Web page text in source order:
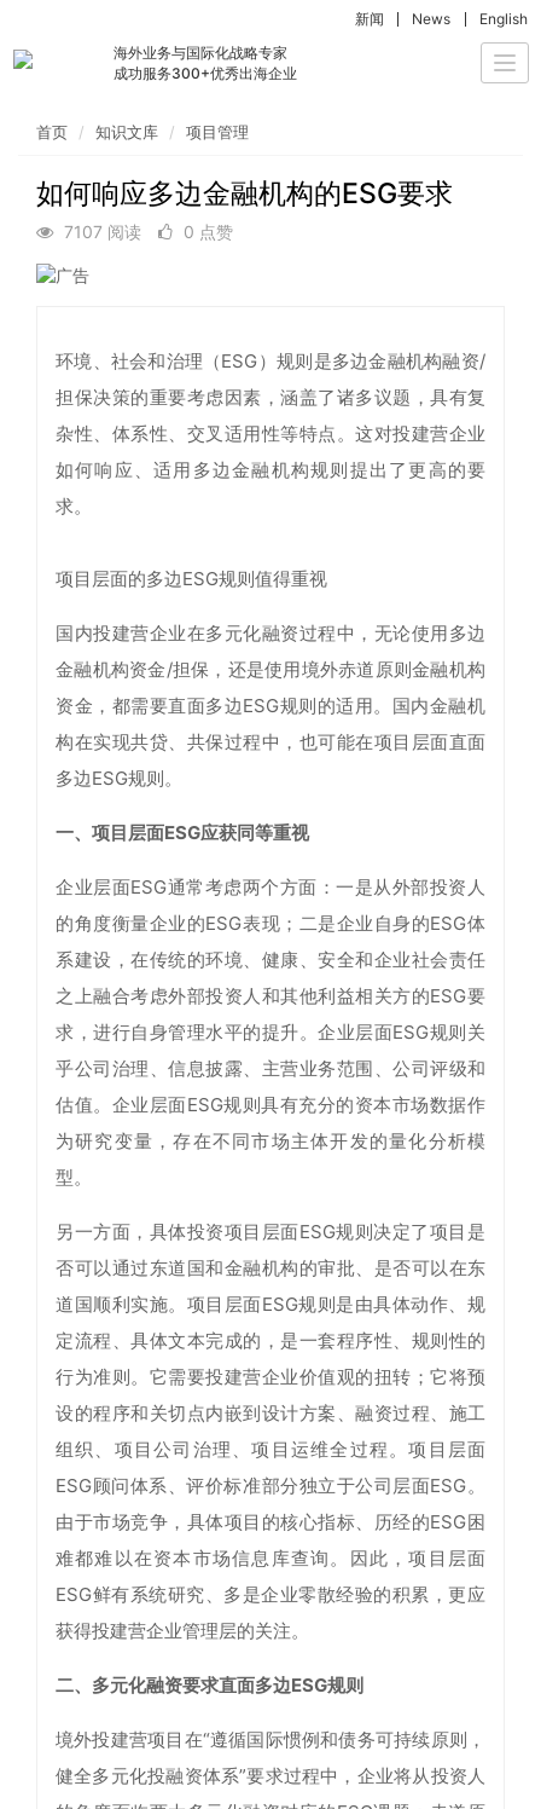
海外业务与国际化战略专家
成功服务300+优秀出海企业
新闻 News English
首页 知识文库 项目管理
如何响应多边金融机构的ESG要求
7107 阅读 0 点赞
环境、社会和治理（ESG）规则是多边金融机构融资/
担保决策的重要考虑因素，涵盖了诸多议题，具有复
杂性、体系性、交叉适用性等特点。这对投建营企业
如何响应、适用多边金融机构规则提出了更高的要
求。
项目层面的多边ESG规则值得重视
国内投建营企业在多元化融资过程中，无论使用多边
金融机构资金/担保，还是使用境外赤道原则金融机构
资金，都需要直面多边ESG规则的适用。国内金融机
构在实现共贷、共保过程中，也可能在项目层面直面
多边ESG规则。
一、项目层面ESG应获同等重视
企业层面ESG通常考虑两个方面：一是从外部投资人
的角度衡量企业的ESG表现；二是企业自身的ESG体
系建设，在传统的环境、健康、安全和企业社会责任
之上融合考虑外部投资人和其他利益相关方的ESG要
求，进行自身管理水平的提升。企业层面ESG规则关
乎公司治理、信息披露、主营业务范围、公司评级和
估值。企业层面ESG规则具有充分的资本市场数据作
为研究变量，存在不同市场主体开发的量化分析模
型。
另一方面，具体投资项目层面ESG规则决定了项目是
否可以通过东道国和金融机构的审批、是否可以在东
道国顺利实施。项目层面ESG规则是由具体动作、规
定流程、具体文本完成的，是一套程序性、规则性的
行为准则。它需要投建营企业价值观的扭转；它将预
设的程序和关切点内嵌到设计方案、融资过程、施工
组织、项目公司治理、项目运维全过程。项目层面
ESG顾问体系、评价标准部分独立于公司层面ESG。
由于市场竞争，具体项目的核心指标、历经的ESG困
难都难以在资本市场信息库查询。因此，项目层面
ESG鲜有系统研究、多是企业零散经验的积累，更应
获得投建营企业管理层的关注。
二、多元化融资要求直面多边ESG规则
境外投建营项目在“遵循国际惯例和债务可持续原则，
健全多元化投融资体系”要求过程中，企业将从投资人